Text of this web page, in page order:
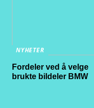
NYHETER
Fordeler ved å velge
brukte bildeler BMW